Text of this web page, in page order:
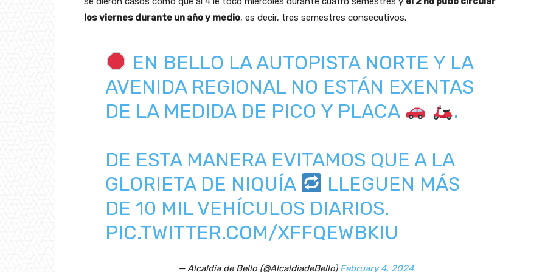
los viernes durante un año y medio, es decir, tres semestres consecutivos.
EN BELLO LA AUTOPISTA NORTE Y LA
AVENIDA REGIONAL NO ESTÁN EXENTAS
DE LA MEDIDA DE PICO Y PLACA
.
DE ESTA MANERA EVITAMOS QUE A LA
GLORIETA DE NIQUÍA
LLEGUEN MÁS
DE 10 MIL VEHÍCULOS DIARIOS.
PIC.TWITTER.COM/XFFQEWBKIU
— Alcaldía de Bello (@AlcaldiadeBello) February 4, 2024